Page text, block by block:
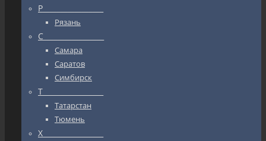
Р_________________
Рязань
С_________________
Самара
Саратов
Симбирск
Т_________________
Татарстан
Тюмень
Х_________________